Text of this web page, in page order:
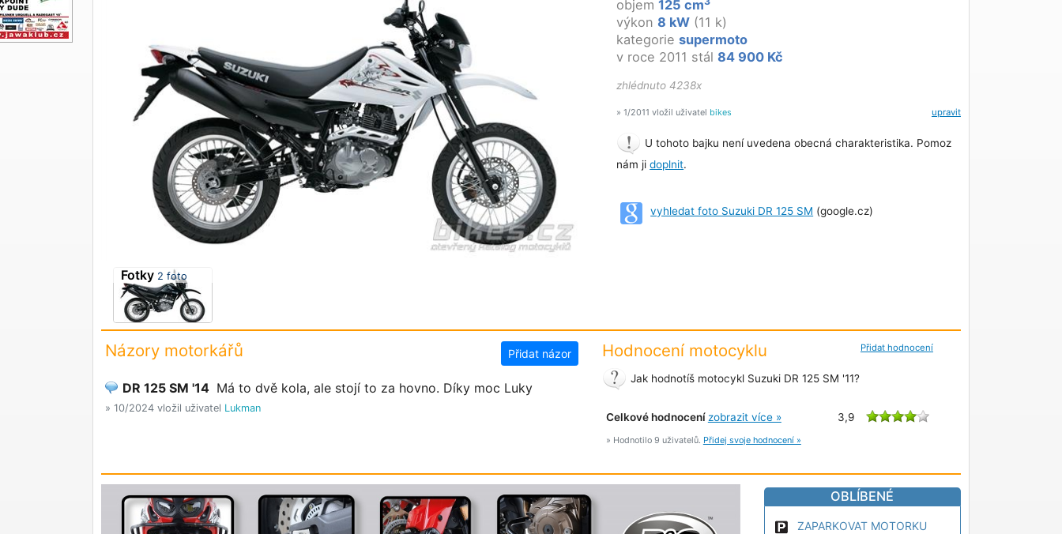
Fotky 2 foto
objem125 cm
výkon8 kW (11 k)
kategoriesupermoto
v roce 2011 stál84 900 Kč
zhlédnuto 4238x
upravit
» 1/2011 vložil uživatel bikes
U tohoto bajku není uvedena obecná charakteristika. Pomoz
nám jidoplnit.
vyhledat foto Suzuki DR 125 SM (google.cz)
Názory motorkářů Přidat názor
DR 125 SM '14 Má to dvě kola, ale stojí to za hovno. Díky moc Luky
» 10/2024 vložil uživatel Lukman
Přidat hodnocení
Hodnocení motocyklu
Jak hodnotíš motocykl Suzuki DR 125 SM '11?
Celkové hodnocenízobrazit více » 3,9
» Hodnotilo 9 uživatelů. Přidej svoje hodnocení »
OBLÍBENÉ
ZAPARKOVAT MOTORKU